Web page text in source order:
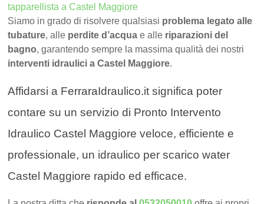
tapparellista a Castel Maggiore
Siamo in grado di risolvere qualsiasi problema legato alle
tubature, alle perdite d’acqua e alle riparazioni del
bagno, garantendo sempre la massima qualità dei nostri
interventi idraulici a Castel Maggiore.
Affidarsi a FerraraIdraulico.it significa poter
contare su un servizio di Pronto Intervento
Idraulico Castel Maggiore veloce, efficiente e
professionale, un idraulico per scarico water
Castel Maggiore rapido ed efficace.